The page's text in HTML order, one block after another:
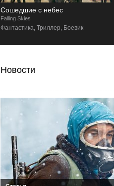
Сошедшие с небес
Falling Skies
Фантастика, Триллер, Боевик
Новости